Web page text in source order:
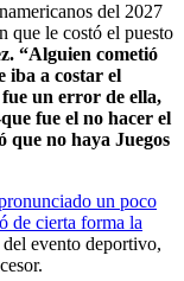
del 2027
que le costó el puesto
“Alguien cometió
iba a costar el
un error de ella,
fue el no hacer el
que no haya Juegos
un poco
de cierta forma la
evento deportivo,